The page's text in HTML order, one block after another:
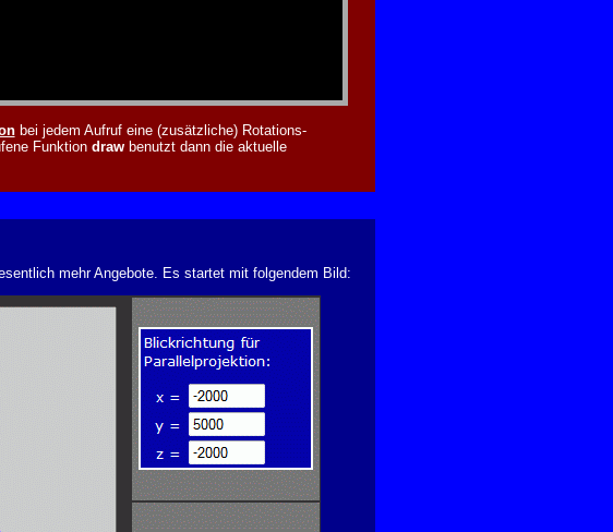
bei jedem Aufruf eine (zusätzliche) Rotations-
Funktion drawbenutzt dann die aktuelle
mehr Angebote. Es startet mit folgendem Bild: